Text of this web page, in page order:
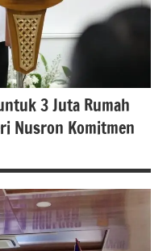
3 Juta Rumah
Nusron Komitmen